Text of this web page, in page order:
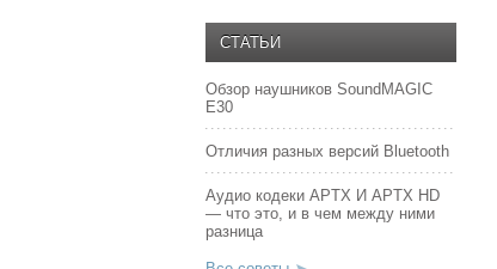
СТАТЬИ
Обзор наушников SoundMAGIC
E30
Отличия разных версий Bluetooth
Аудио кодеки APTX И APTX HD
— что это, и в чем между ними
разница